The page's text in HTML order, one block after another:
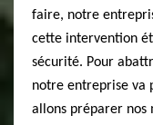
faire, notre
cette intervention
sécurité. Pour
notre entreprise va
allons préparer nos